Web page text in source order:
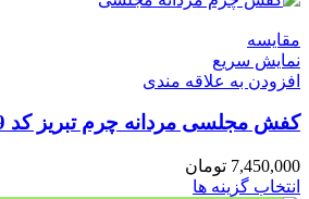
مقايسه
نمایش سریع
افزودن به علاقه مندی
کفش مجلسی مردانه چرم تبریز کد 109
7,450,000 تومان
انتخاب گزینه ها